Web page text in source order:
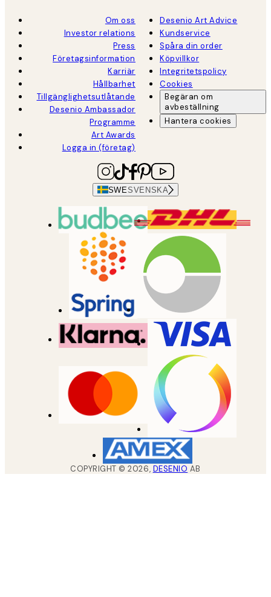
Om oss
Investor relations
Press
Företagsinformation
Karriär
Hållbarhet
Tillgänglighetsutlåtande
Desenio Ambassador
Programme
Art Awards
Logga in (företag)
Desenio Art Advice
Kundservice
Spåra din order
Köpvillkor
Integritetspolicy
Cookies
Begäran om
avbeställning
Hantera cookies
SWESVENSKA
COPYRIGHT ©2026, DESENIO AB